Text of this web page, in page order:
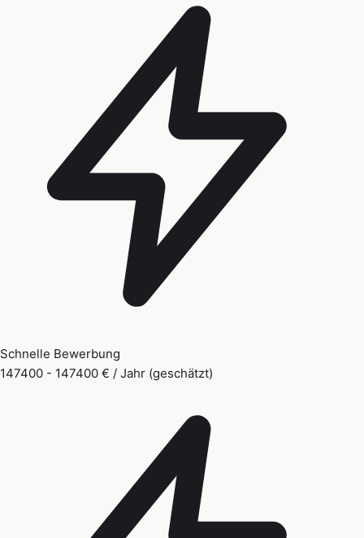
Schnelle Bewerbung
147400 - 147400 € / Jahr (geschätzt)